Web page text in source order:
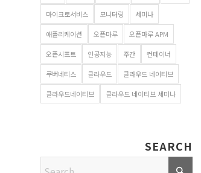
마이크로서비스 모니터링 세미나
애플리케이션 오픈마루 오픈마루 APM
오픈시프트 인공지능 주간 컨테이너
쿠버네티스 클라우드 클라우드 네이티브
클라우드네이티브 클라우드 네이티브 세미나
SEARCH